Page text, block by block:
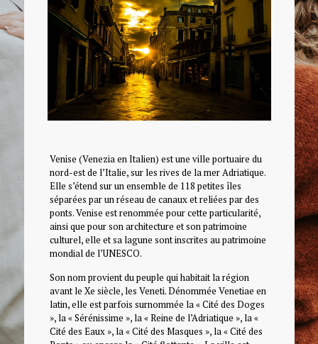
Venise (Venezia en Italien) est une ville portuaire du
nord-est de l’Italie, sur les rives de la mer Adriatique.
Elle s’étend sur un ensemble de 118 petites îles
séparées par un réseau de canaux et reliées par des
ponts. Venise est renommée pour cette particularité,
ainsi que pour son architecture et son patrimoine
culturel, elle et sa lagune sont inscrites au patrimoine
mondial de l’UNESCO.
Son nom provient du peuple qui habitait la région
avant le Xe siècle, les Veneti. Dénommée Venetiae en
latin, elle est parfois surnommée la « Cité des Doges
», la « Sérénissime », la « Reine de l’Adriatique », la «
Cité des Eaux », la « Cité des Masques », la « Cité des